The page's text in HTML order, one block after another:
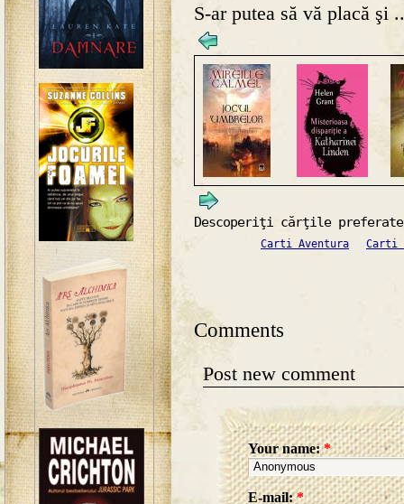
S-ar putea să vă placă şi
Descoperiţi cărţile
Carti Aventura Carti
Comments
Post new comment
Your name:*
E-mail:*